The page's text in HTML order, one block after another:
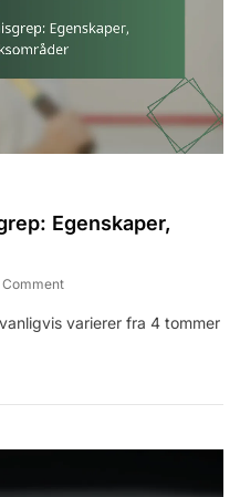
Egenskaper,
CommentOn
Størrelse
Bruksområder
varierer fra 4 tommer